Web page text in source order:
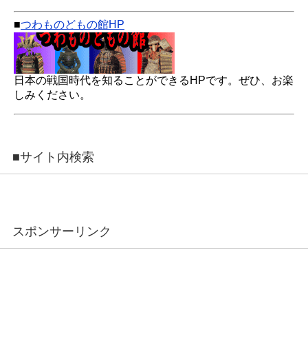
■つわものどもの館HP
日本の戦国時代を知ることができるHPです。ぜひ、お楽
しみください。
■サイト内検索
スポンサーリンク